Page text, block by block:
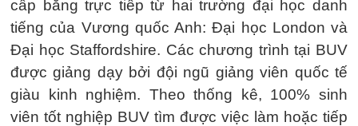
cấp bằng trực tiếp từ hai trường đại học danh
tiếng của Vương quốc Anh: Đại học London và
Đại học Staffordshire. Các chương trình tại BUV
được giảng dạy bởi đội ngũ giảng viên quốc tế
giàu kinh nghiệm. Theo thống kê, 100% sinh
viên tốt nghiệp BUV tìm được việc làm hoặc tiếp